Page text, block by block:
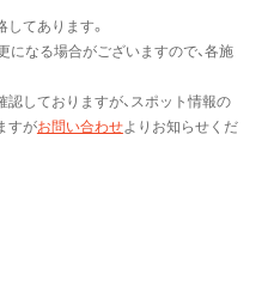
してあります。
になる場合がございますので、各施
しておりますが、スポット情報の
すがお問い合わせよりお知らせくだ